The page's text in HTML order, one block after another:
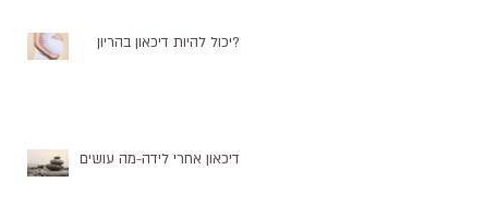
?יכול להיות דיכאון בהריון
דיכאון אחרי לידה-מה עושים